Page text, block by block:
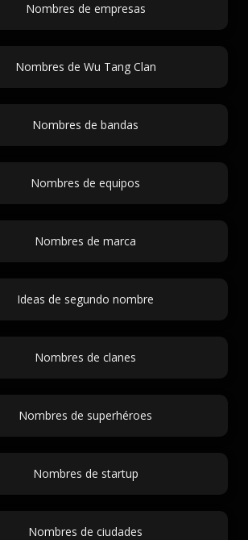
Nombres de empresas
Nombres de Wu Tang Clan
Nombres de bandas
Nombres de equipos
Nombres de marca
Ideas de segundo nombre
Nombres de clanes
Nombres de superhéroes
Nombres de startup
Nombres de ciudades